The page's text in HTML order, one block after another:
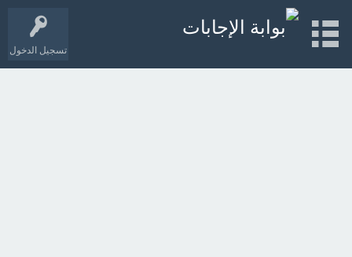
تسجيل الدخول